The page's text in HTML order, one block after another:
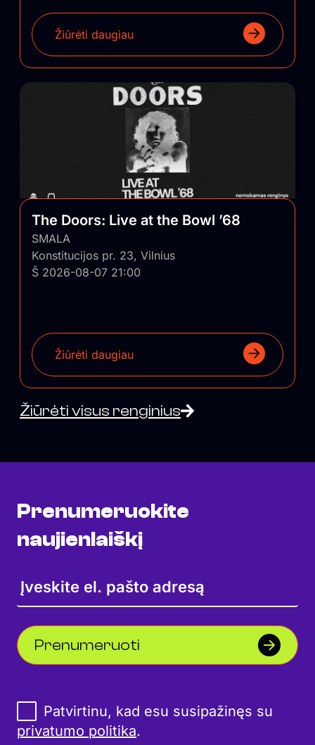
Žiūrėti daugiau
The Doors: Live at the Bowl ’68
SMALA
Konstitucijos pr. 23, Vilnius
Š 2026-08-07 21:00
Žiūrėti daugiau
Žiūrėti visus renginius
Prenumeruokite
naujienlaiškį
Prenumeruoti
Patvirtinu, kad esu susipažinęs su
privatumo politika.